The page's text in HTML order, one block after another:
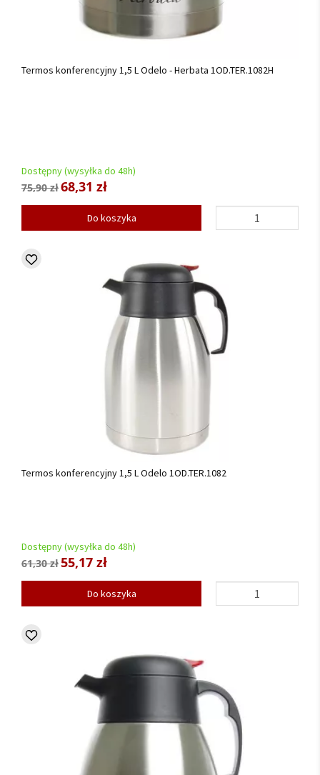
Termos konferencyjny 1,5 L Odelo - Herbata 1OD.TER.1082H
Dostępny (wysyłka do 48h)
75,90 zł68,31 zł
Do koszyka
Termos konferencyjny 1,5 L Odelo 1OD.TER.1082
Dostępny (wysyłka do 48h)
61,30 zł55,17 zł
Do koszyka